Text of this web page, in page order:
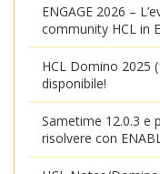
ENGAGE 2026 –
community HCL in
HCL Domino 2025
disponibile!
Sametime 12.0.3 e
risolvere con